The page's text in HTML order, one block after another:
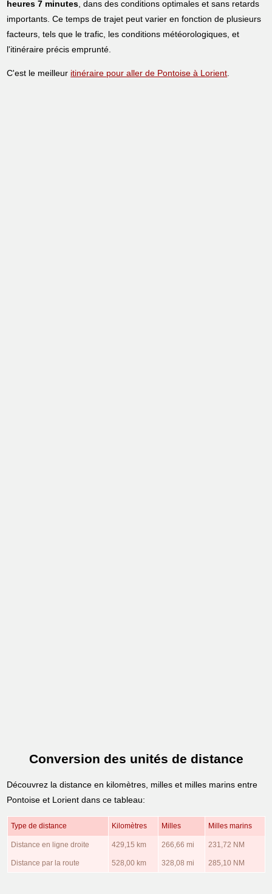
heures 7 minutes, dans des conditions optimales et sans retards
importants. Ce temps de trajet peut varier en fonction de plusieurs
facteurs, tels que le trafic, les conditions météorologiques, et
l'itinéraire précis emprunté.
C'est le meilleur itinéraire pour aller de Pontoise à Lorient.
Conversion des unités de distance
Découvrez la distance en kilomètres, milles et milles marins entre
Pontoise et Lorient dans ce tableau:
Type de distance Kilomètres Milles Milles marins
Distance en ligne droite 429,15 km 266,66 mi 231,72 NM
Distance par la route 528,00 km 328,08 mi 285,10 NM